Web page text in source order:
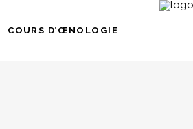
COURS D’ŒNOLOGIE